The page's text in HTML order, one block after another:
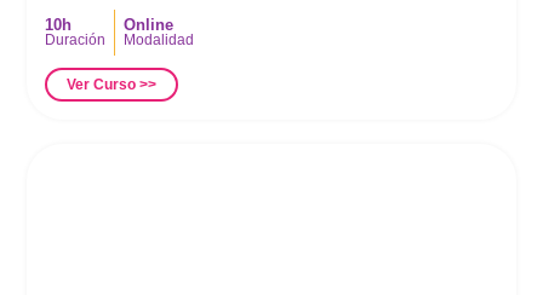
10h
Duración
Online
Modalidad
Ver Curso >>